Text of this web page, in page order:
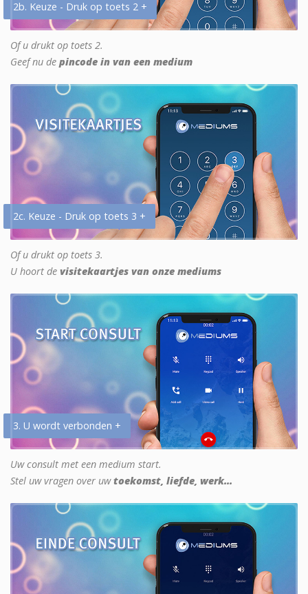
2b. Keuze - Druk op toets 2 +
Of u drukt op toets 2.
Geef nu de pincode in van een medium
2c. Keuze - Druk op toets 3 +
Of u drukt op toets 3.
U hoort de visitekaartjes van onze mediums
3. U wordt verbonden +
Uw consult met een medium start.
Stel uw vragen over uwtoekomst, liefde, werk...